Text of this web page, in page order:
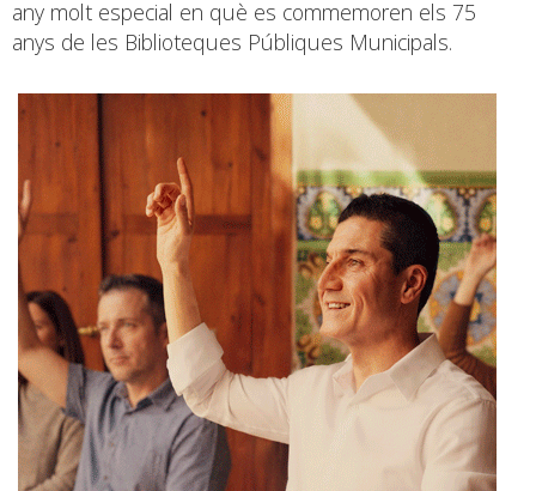
any molt especial en què es commemoren els 75
anys de les Biblioteques Públiques Municipals.